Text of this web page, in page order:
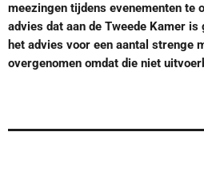
meezingen tijdens evenementen te
advies dat aan de Tweede Kamer
het advies voor een aantal strenge
overgenomen omdat die niet